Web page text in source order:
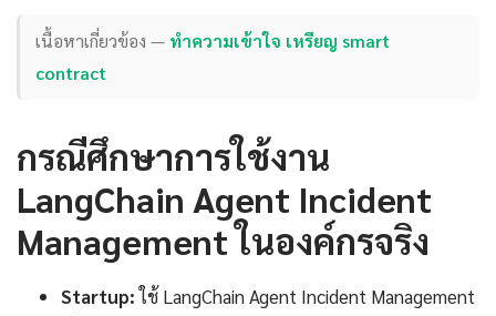
เนื้อหาเกี่ยวข้อง — ทำความเข้าใจ เหรียญ smart
contract
กรณีศึกษาการใช้งาน
LangChain Agent Incident
Management ในองค์กรจริง
Startup:ใช้ LangChain Agent Incident Management